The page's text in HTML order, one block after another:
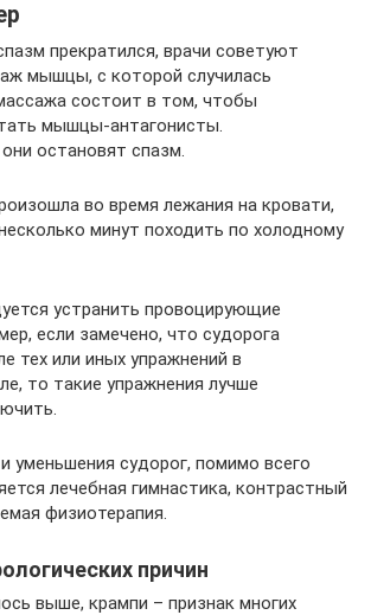
прекратился, врачи советуют
мышцы, с которой случилась
состоит в том, чтобы
мышцы-антагонисты.
остановят спазм.
во время лежания на кровати,
минут походить по холодному
устранить провоцирующие
если замечено, что судорога
тех или иных упражнений в
то такие упражнения лучше
уменьшения судорог, помимо всего
лечебная гимнастика, контрастный
физиотерапия.
причин
выше, крампи – признак многих